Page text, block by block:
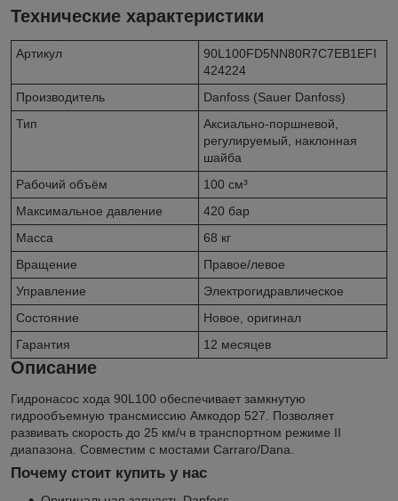
Технические характеристики
Артикул
90L100FD5NN80R7C7EB1EFI
424224
Производитель
Danfoss (Sauer Danfoss)
Тип
Аксиально-поршневой,
регулируемый, наклонная
шайба
Рабочий объём
100 см³
Максимальное давление
420 бар
Масса
68 кг
Вращение
Правое/левое
Управление
Электрогидравлическое
Состояние
Новое, оригинал
Гарантия
12 месяцев
Описание
Гидронасос хода 90L100 обеспечивает замкнутую
гидрообъемную трансмиссию Амкодор 527. Позволяет
развивать скорость до 25 км/ч в транспортном режиме II
диапазона. Совместим с мостами Carraro/Dana.
Почему стоит купить у нас